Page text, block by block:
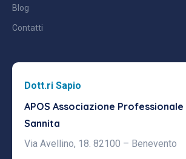
Blog
Contatti
Dott.ri Sapio
APOS Associazione Professionale
Sannita
Via Avellino, 18. 82100 – Benevento